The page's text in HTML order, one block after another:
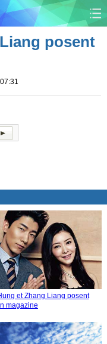
MONDE
PHOTOS
posent
et Zhang Liang posent
magazine